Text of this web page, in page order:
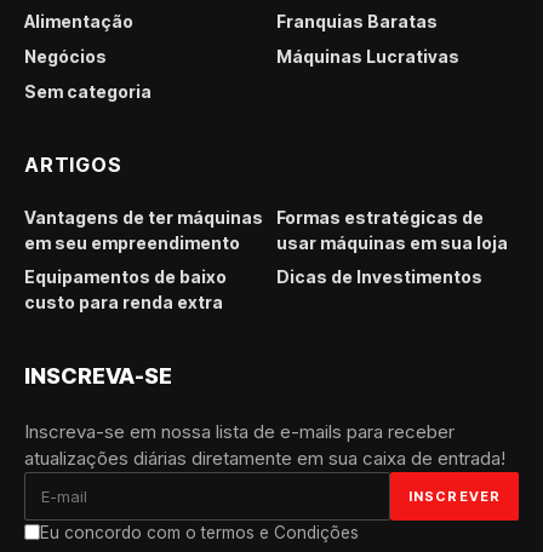
Alimentação
Franquias Baratas
Negócios
Máquinas Lucrativas
Sem categoria
ARTIGOS
Vantagens de ter máquinas
em seu empreendimento
Formas estratégicas de
usar máquinas em sua loja
Equipamentos de baixo
custo para renda extra
Dicas de Investimentos
INSCREVA-SE
Inscreva-se em nossa lista de e-mails para receber
atualizações diárias diretamente em sua caixa de entrada!
Eu concordo com o termos e Condições